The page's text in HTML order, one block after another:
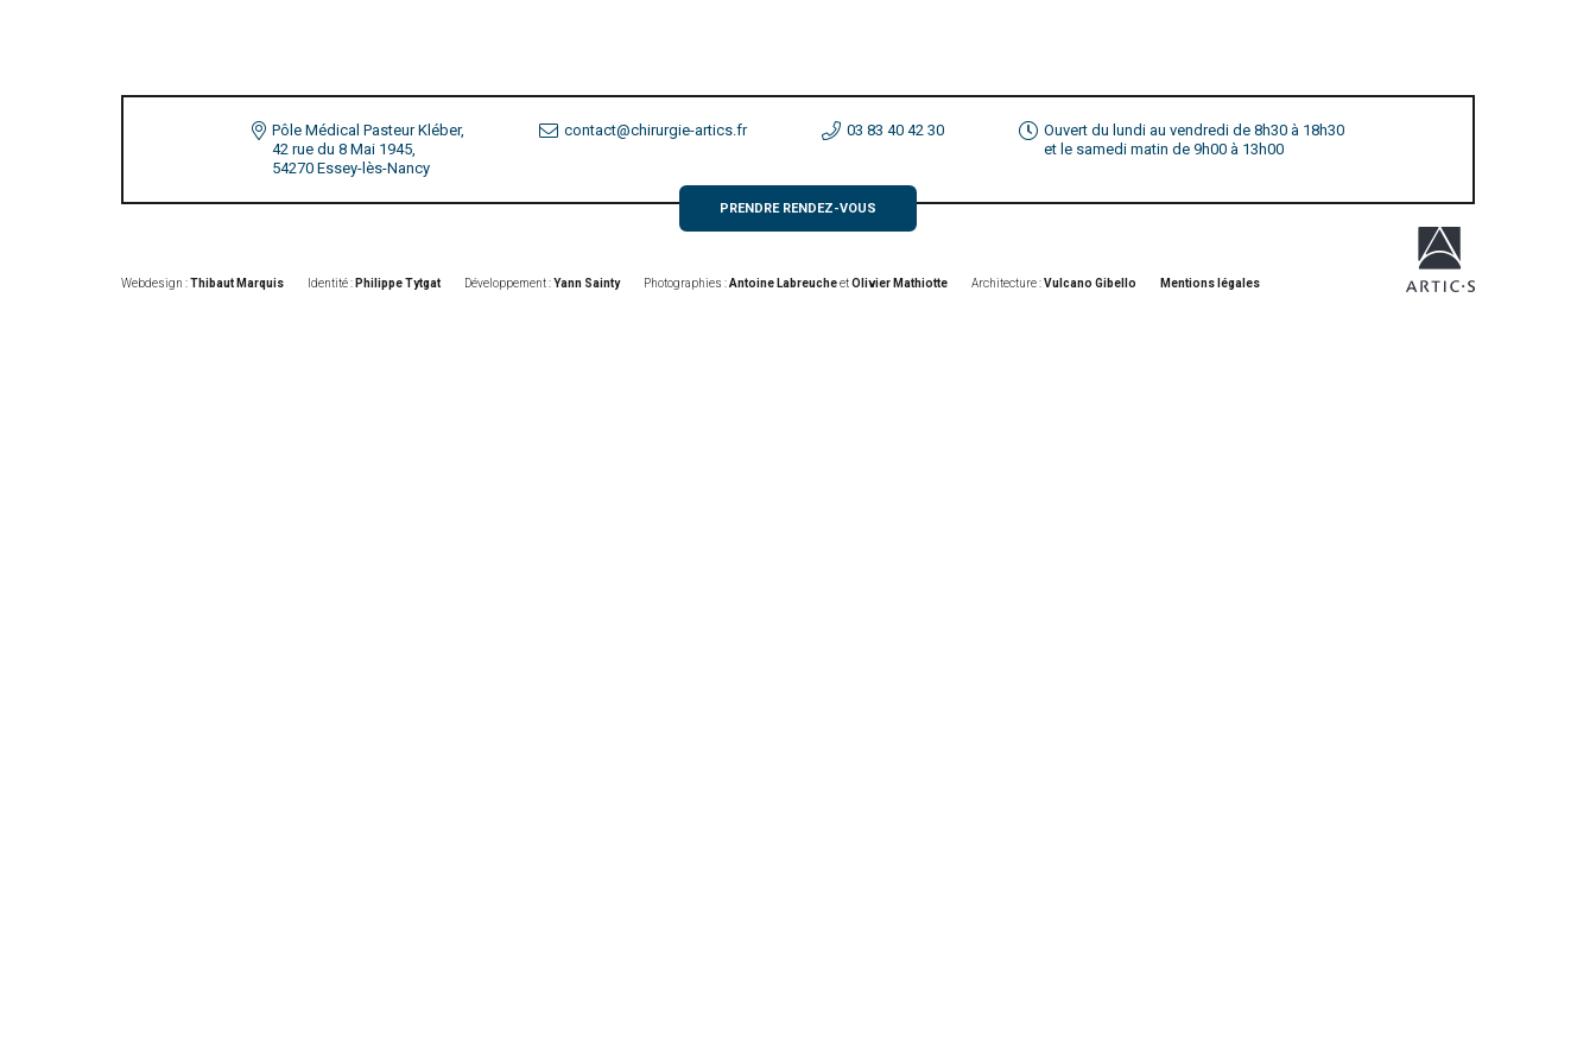
Pôle Médical Pasteur Kléber,
42 rue du 8 Mai 1945,
54270 Essey-lès-Nancy
contact@chirurgie-artics.fr 03 83 40 42 30
Ouvert du lundi au vendredi de 8h30 à 18h30
et le samedi matin de 9h00 à 13h00
PRENDRE RENDEZ-VOUS
Webdesign :Thibaut Marquis Identité : Philippe Tytgat Développement :Yann Sainty Photographies :Antoine LabreucheetOlivier Mathiotte Architecture :Vulcano Gibello Mentions légales